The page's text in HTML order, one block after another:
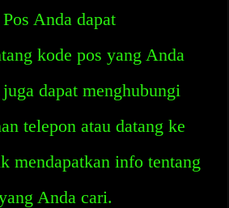
Anda dapat
kode pos yang Anda
dapat menghubungi
telepon atau datang ke
mendapatkan info tentang
Anda cari.